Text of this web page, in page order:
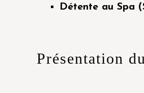
Détente au Spa
Présentation